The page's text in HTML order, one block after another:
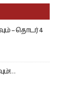
– தொடர் 4